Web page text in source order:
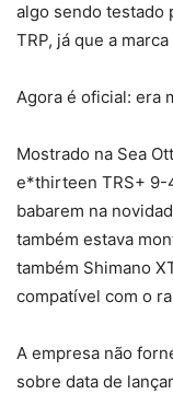
algo sendo testado
TRP, já que a
Agora é oficial: era
Mostrado na Sea
e*thirteen TRS+ 9-
babarem na
também estava
também Shimano
compatível com o
A empresa não
sobre data de